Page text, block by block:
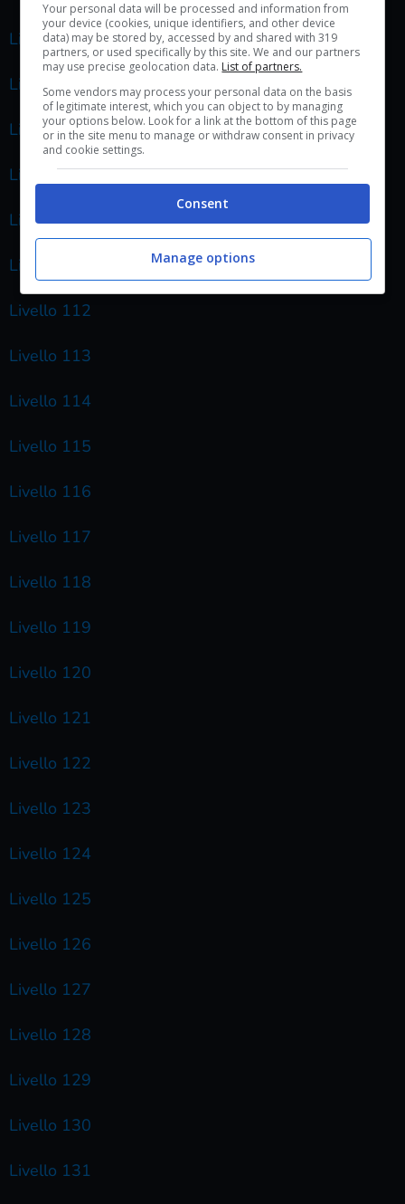
Livello 106
Livello 107
Livello 108
Livello 109
Livello 110
Livello 111
Livello 112
Livello 113
Livello 114
Livello 115
Livello 116
Livello 117
Livello 118
Livello 119
Livello 120
Livello 121
Livello 122
Livello 123
Livello 124
Livello 125
Livello 126
Livello 127
Livello 128
Livello 129
Livello 130
Livello 131
Your personal data will be processed and information from
your device (cookies, unique identifiers, and other device
data) may be stored by, accessed by and shared with 319
partners, or used specifically by this site. We and our partners
may use precise geolocation data. List of partners.
Some vendors may process your personal data on the basis
of legitimate interest, which you can object to by managing
your options below. Look for a link at the bottom of this page
or in the site menu to manage or withdraw consent in privacy
and cookie settings.
Consent
Manage options